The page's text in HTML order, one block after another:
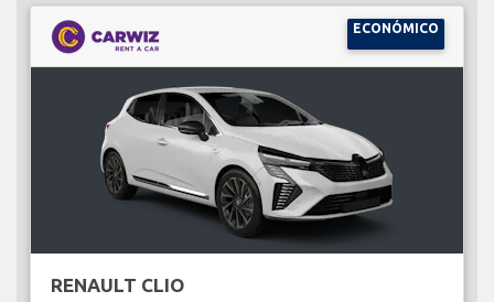
ECONÓMICO
RENAULT CLIO